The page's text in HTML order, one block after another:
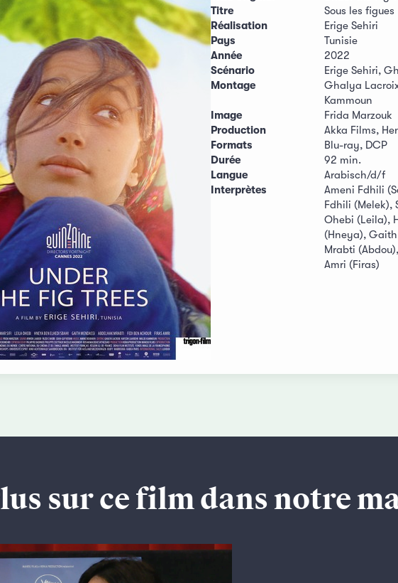
Titre
Sous les figues
Réalisation
Erige Sehiri
Pays
Tunisie
Année
2022
Scénario
Erige Sehiri,
Montage
Ghalya
Kammoun
Image
Frida Marzouk
Production
Akka Films,
Formats
Blu-ray, DCP
Durée
92 min.
Langue
Arabisch/d/f
Interprètes
Ameni Fdhili
Fdhili (Melek),
Ohebi (Leila),
(Hneya),
Mrabti
Amri (Firas)
sur ce film dans notre